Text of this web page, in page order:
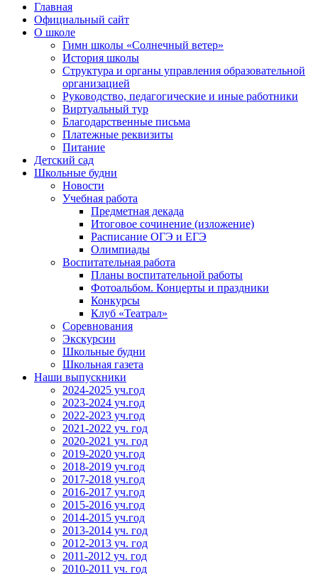
Главная
Официальный сайт
О школе
Гимн школы «Солнечный ветер»
История школы
Структура и органы управления образовательной
организацией
Руководство, педагогические и иные работники
Виртуальный тур
Благодарственные письма
Платежные реквизиты
Питание
Детский сад
Школьные будни
Новости
Учебная работа
Предметная декада
Итоговое сочинение (изложение)
Расписание ОГЭ и ЕГЭ
Олимпиады
Воспитательная работа
Планы воспитательной работы
Фотоальбом. Концерты и праздники
Конкурсы
Клуб «Театрал»
Соревнования
Экскурсии
Школьные будни
Школьная газета
Наши выпускники
2024-2025 уч.год
2023-2024 уч.год
2022-2023 уч.год
2021-2022 уч. год
2020-2021 уч. год
2019-2020 уч.год
2018-2019 уч.год
2017-2018 уч.год
2016-2017 уч.год
2015-2016 уч.год
2014-2015 уч.год
2013-2014 уч. год
2012-2013 уч. год
2011-2012 уч. год
2010-2011 уч. год